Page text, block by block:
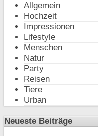
Allgemein
Hochzeit
Impressionen
Lifestyle
Menschen
Natur
Party
Reisen
Tiere
Urban
Neueste Beiträge